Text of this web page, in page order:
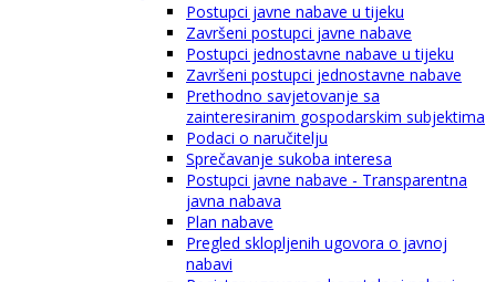
Postupci javne nabave u tijeku
Završeni postupci javne nabave
Postupci jednostavne nabave u tijeku
Završeni postupci jednostavne nabave
Prethodno savjetovanje sa
zainteresiranim gospodarskim subjektima
Podaci o naručitelju
Sprečavanje sukoba interesa
Postupci javne nabave - Transparentna
javna nabava
Plan nabave
Pregled sklopljenih ugovora o javnoj
nabavi